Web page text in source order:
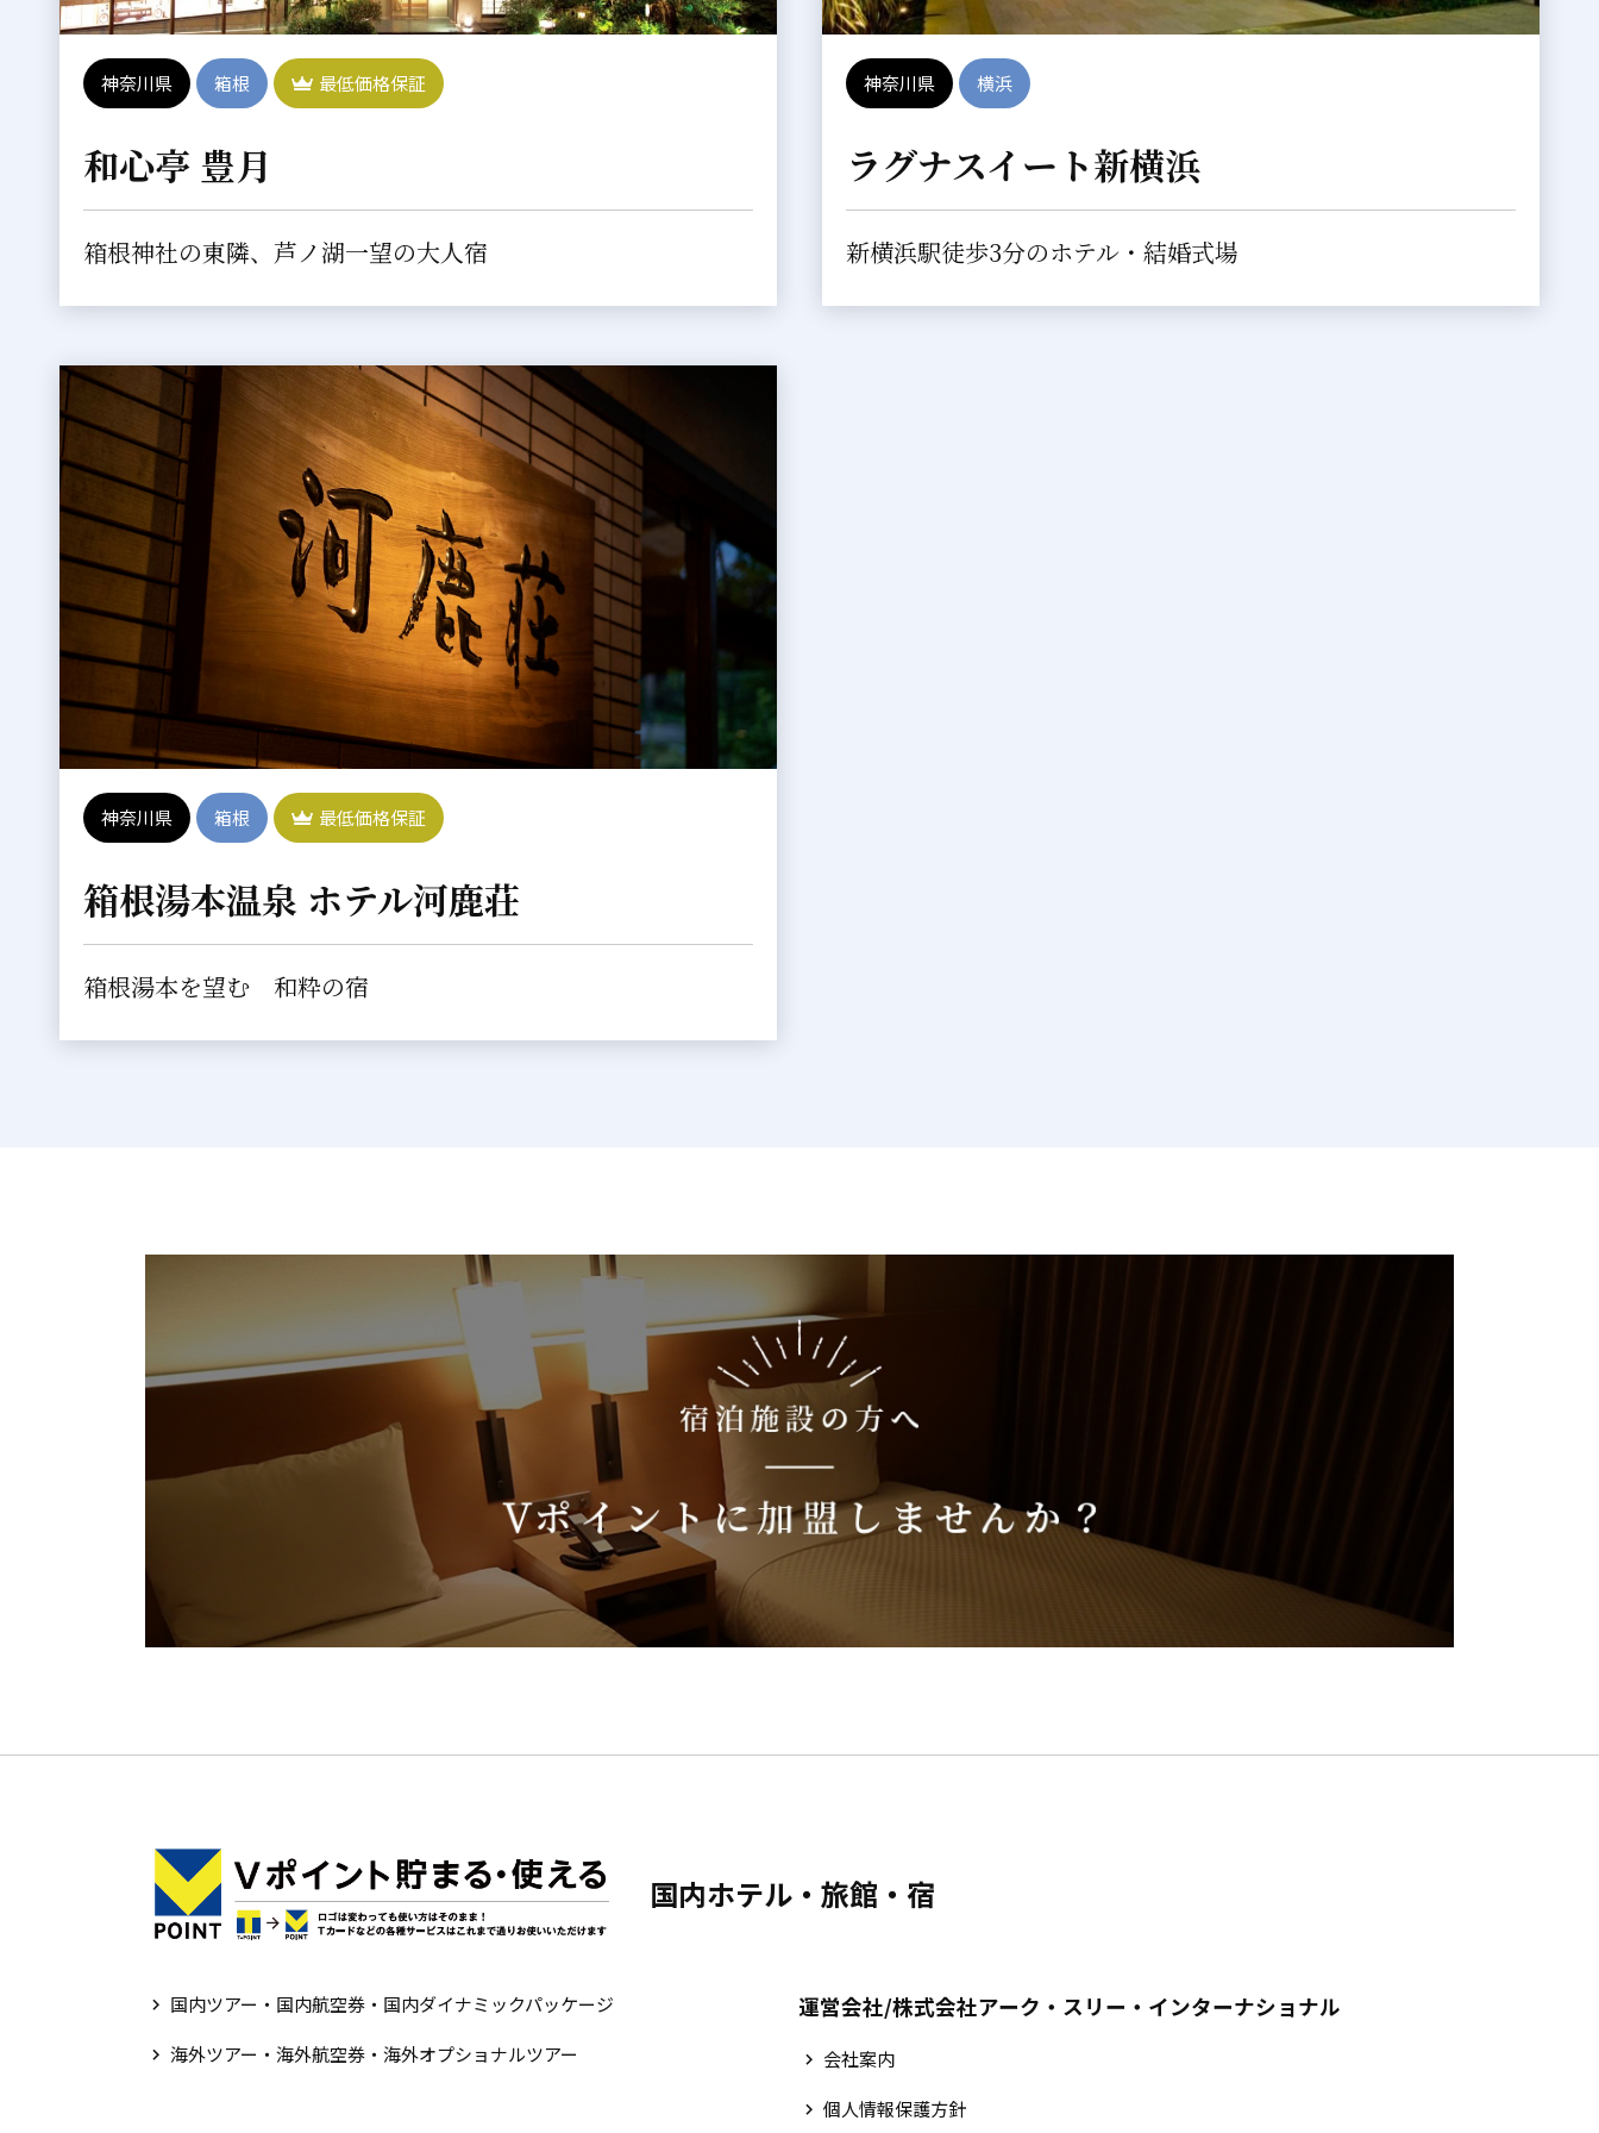
神奈川県 箱根 最低価格保証
和心亭 豊月
箱根神社の東隣、芦ノ湖一望の大人宿
神奈川県 横浜
ラグナスイート新横浜
新横浜駅徒歩3分のホテル・結婚式場
神奈川県 箱根 最低価格保証
箱根湯本温泉 ホテル河鹿荘
箱根湯本を望む 和粋の宿
国内ホテル・旅館・宿
国内ツアー・国内航空券・国内ダイナミックパッケージ
海外ツアー・海外航空券・海外オプショナルツアー
運営会社/株式会社アーク・スリー・インターナショナル
会社案内
個人情報保護方針